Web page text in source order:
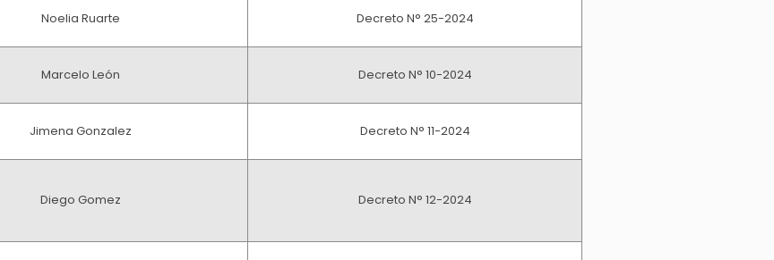
Noelia Ruarte Decreto N° 25-2024
Marcelo León Decreto N° 10-2024
Jimena Gonzalez Decreto N° 11-2024
Diego Gomez Decreto N° 12-2024